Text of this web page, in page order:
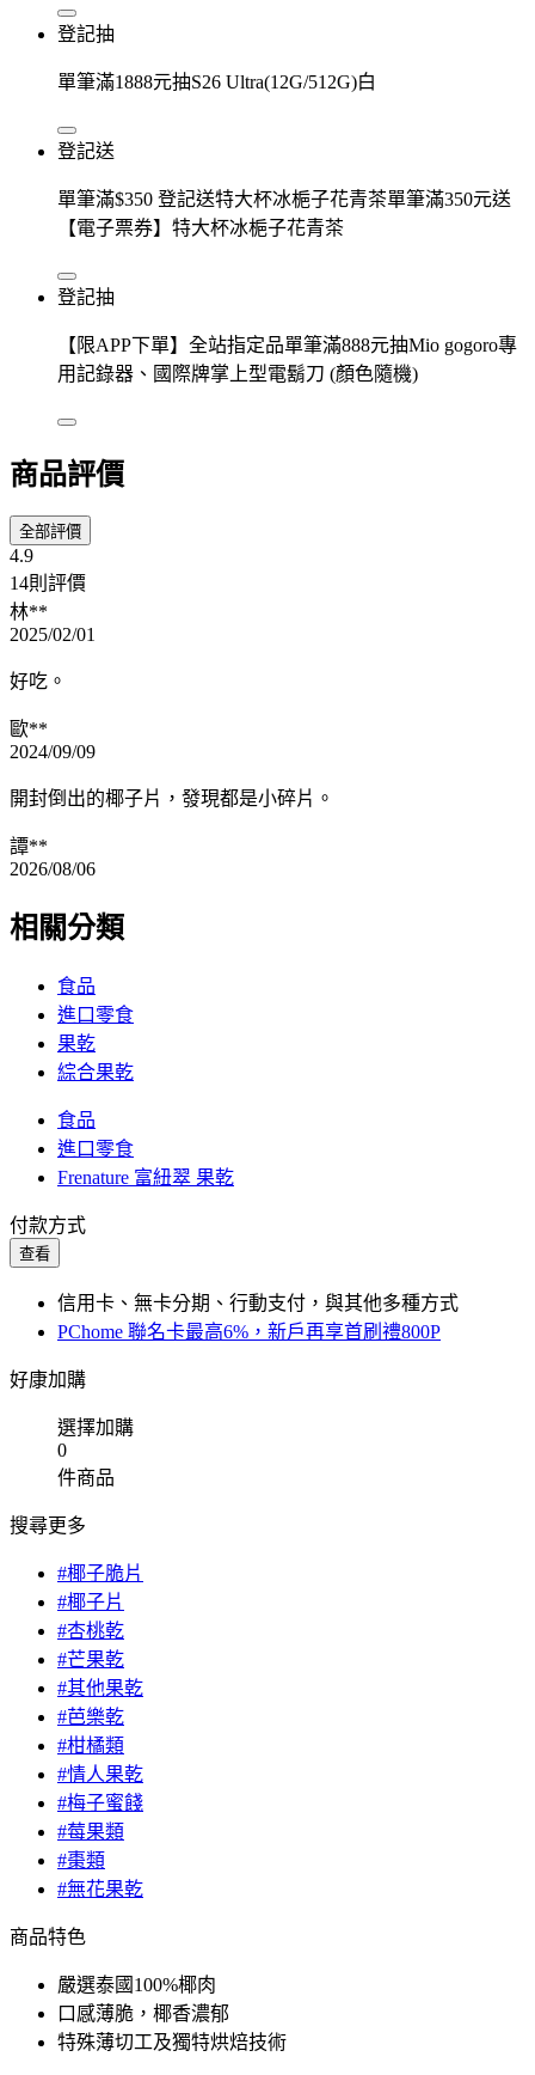
登記抽
單筆滿1888元抽S26 Ultra(12G/512G)白
登記送
單筆滿$350 登記送特大杯冰梔子花青茶單筆滿350元送
【電子票券】特大杯冰梔子花青茶
登記抽
【限APP下單】全站指定品單筆滿888元抽Mio gogoro專
用記錄器、國際牌掌上型電鬍刀 (顏色隨機)
商品評價
全部評價
4.9
14則評價
林**
2025/02/01
好吃。
歐**
2024/09/09
開封倒出的椰子片，發現都是小碎片。
譚**
2026/08/06
相關分類
食品
進口零食
果乾
綜合果乾
食品
進口零食
Frenature 富紐翠 果乾
付款方式
查看
信用卡、無卡分期、行動支付，與其他多種方式
PChome 聯名卡最高6%，新戶再享首刷禮800P
好康加購
選擇加購
0
件商品
搜尋更多
#椰子脆片
#椰子片
#杏桃乾
#芒果乾
#其他果乾
#芭樂乾
#柑橘類
#情人果乾
#梅子蜜餞
#莓果類
#棗類
#無花果乾
商品特色
嚴選泰國100%椰肉
口感薄脆，椰香濃郁
特殊薄切工及獨特烘焙技術